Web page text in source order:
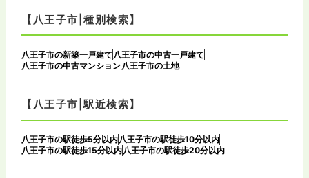
【八王子市|種別検索】
八王子市の新築一戸建て 八王子市の中古一戸建て
八王子市の中古マンション 八王子市の土地
【八王子市|駅近検索】
八王子市の駅徒歩5分以内八王子市の駅徒歩10分以内
八王子市の駅徒歩15分以内八王子市の駅徒歩20分以内